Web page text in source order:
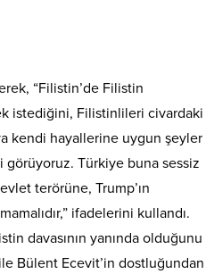
“Filistin’de Filistin
istediğini, Filistinlileri civardaki
kendi hayallerine uygun şeyler
görüyoruz. Türkiye buna sessiz
terörüne, Trump’ın
ifadelerini kullandı.
davasının yanında olduğunu
Bülent Ecevit’in dostluğundan